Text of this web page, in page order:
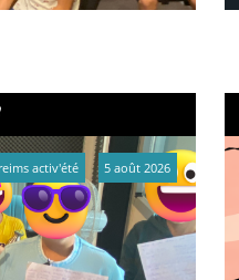
reims activ'été 5 août 2026